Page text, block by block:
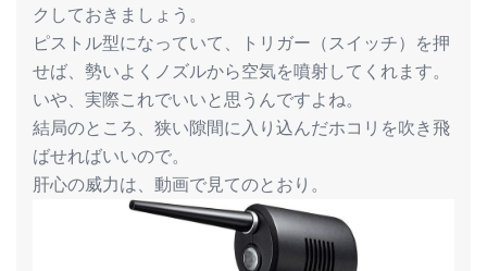
クしておきましょう。
ピストル型になっていて、トリガー（スイッチ）を押
せば、勢いよくノズルから空気を噴射してくれます。
いや、実際これでいいと思うんですよね。
結局のところ、狭い隙間に入り込んだホコリを吹き飛
ばせればいいので。
肝心の威力は、動画で見てのとおり。